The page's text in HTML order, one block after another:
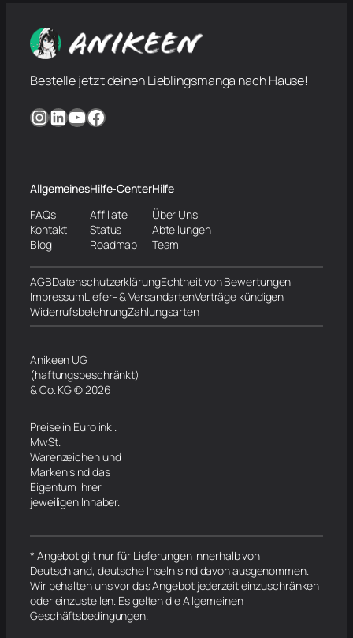
Bestelle jetzt deinen Lieblingsmanga nach Hause!
InstagramLinkedIn YouTube Facebook
Allgemeines
FAQs
Kontakt
Blog
Hilfe-Center
Affiliate
Status
Roadmap
Hilfe
Über Uns
Abteilungen
Team
AGBDatenschutzerklärungEchtheit von Bewertungen
ImpressumLiefer- & VersandartenVerträge kündigen
WiderrufsbelehrungZahlungsarten
Anikeen UG
(haftungsbeschränkt)
& Co. KG © 2026
Preise in Euro inkl.
MwSt.
Warenzeichen und
Marken sind das
Eigentum ihrer
jeweiligen Inhaber.
* Angebot gilt nur für Lieferungen innerhalb von
Deutschland, deutsche Inseln sind davon ausgenommen.
Wir behalten uns vor das Angebot jederzeit einzuschränken
oder einzustellen. Es gelten die Allgemeinen
Geschäftsbedingungen.